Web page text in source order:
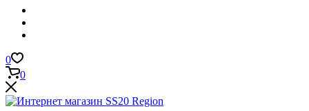
0
0